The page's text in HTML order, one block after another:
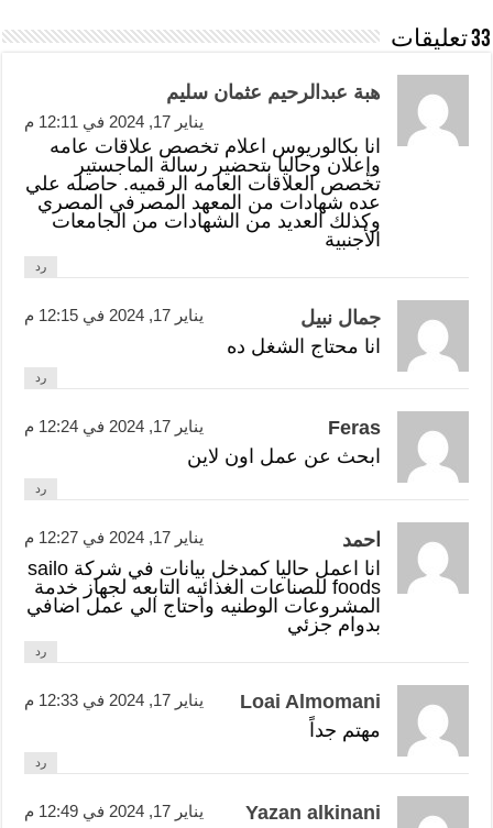
33 تعليقات
هبة عبدالرحيم عثمان سليم
يناير 17, 2024 في 12:11 م
انا بكالوريوس اعلام تخصص علاقات عامه
وإعلان وحاليا بتحضير رسالة الماجستير
تخصص العلاقات العامه الرقميه. حاصله علي
عده شهادات من المعهد المصرفي المصري
وكذلك العديد من الشهادات من الجامعات
الأجنبية
رد
جمال نبیل يناير 17, 2024 في 12:15 م
انا محتاج الشغل ده
رد
Feras يناير 17, 2024 في 12:24 م
ابحث عن عمل اون لاين
رد
احمد يناير 17, 2024 في 12:27 م
انا اعمل حاليا كمدخل بيانات في شركة sailo
foods للصناعات الغذائيه التابعه لجهاز خدمة
المشروعات الوطنيه واحتاج الي عمل اضافي
بدوام جزئي
رد
Loai Almomani يناير 17, 2024 في 12:33 م
مهتم جداً
رد
Yazan alkinani يناير 17, 2024 في 12:49 م